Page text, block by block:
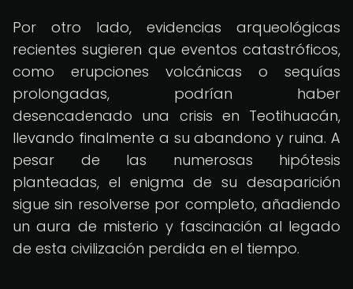
Por otro lado, evidencias arqueológicas
recientes sugieren que eventos catastróficos,
como erupciones volcánicas o sequías
prolongadas, podrían haber
desencadenado una crisis en Teotihuacán,
llevando finalmente a su abandono y ruina. A
pesar de las numerosas hipótesis
planteadas, el enigma de su desaparición
sigue sin resolverse por completo, añadiendo
un aura de misterio y fascinación al legado
de esta civilización perdida en el tiempo.